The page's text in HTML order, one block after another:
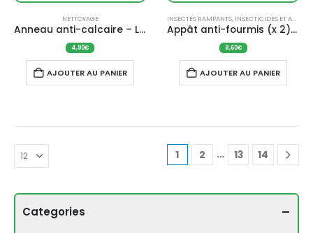
NETTOYAGE
Anneau anti-calcaire – La Droguerie Écologique
4,90€
AJOUTER AU PANIER
INSECTES RAMPANTS, INSECTICIDES ET ANTI-NUISIBLES
Appât anti-fourmis (x 2) – KAPO
8,60€
AJOUTER AU PANIER
1 2 … 13 14
Categories